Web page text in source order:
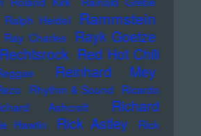
Ralph Heidel Rammstein
Ray Charles Rayk Goetze
Rechtsrock Red Hot Chili
Reinhard Mey
Rhythm & Sound Ricardo
Ashcroft
Richard
Hawtin Rick Astley
Rick